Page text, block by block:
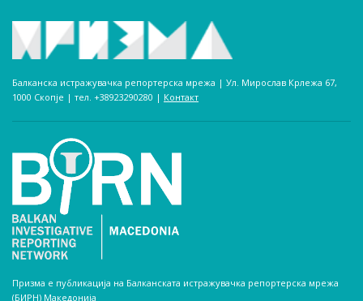
Балканска истражувачка репортерска мрежа | Ул. Мирослав Крлежа 67,
1000 Скопје | тел. +38923290280­ | Контакт
Призма е публикација на Балканската истражувачка репортерска мрежа
(БИРН) Македонија